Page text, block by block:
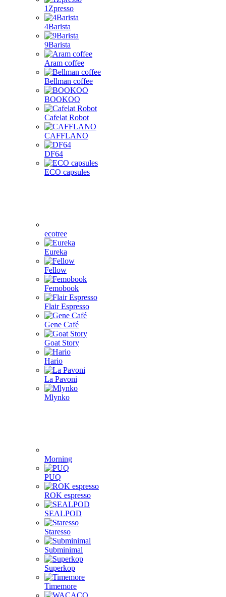
1Zpresso
4Barista
9Barista
Aram coffee
Bellman coffee
BOOKOO
Cafelat Robot
CAFFLANO
DF64
ECO capsules
ecotree
Eureka
Fellow
Femobook
Flair Espresso
Gene Café
Goat Story
Hario
La Pavoni
Mlynko
Morning
PUQ
ROK espresso
SEALPOD
Staresso
Subminimal
Superkop
Timemore